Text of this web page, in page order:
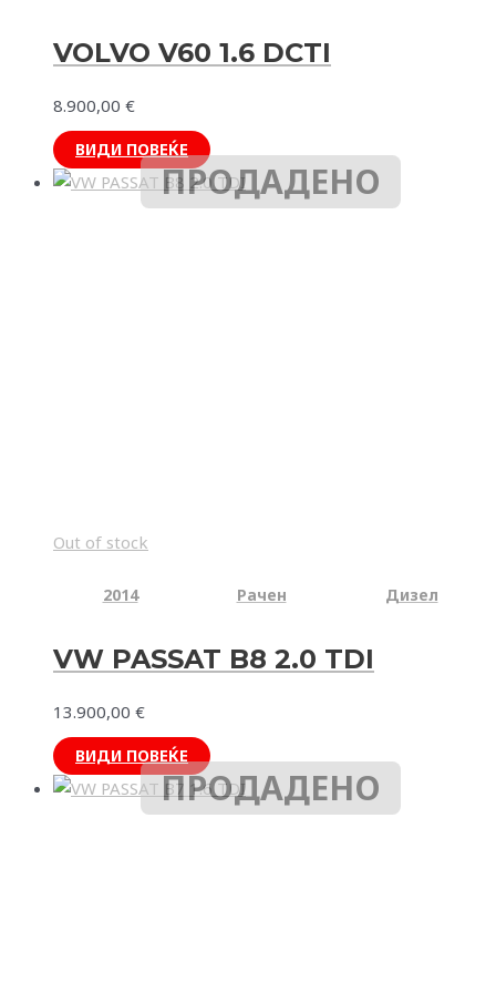
VOLVO V60 1.6 DCTI
8.900,00 €
ВИДИ ПОВЕЌЕ
ПРОДАДЕНО
Out of stock
2014 Рачен Дизел
VW PASSAT B8 2.0 TDI
13.900,00 €
ВИДИ ПОВЕЌЕ
ПРОДАДЕНО